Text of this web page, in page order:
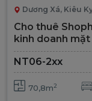
Dương Xá, Kiêu
Cho thuê
kinh doanh
NT06-2xx
70,8m2